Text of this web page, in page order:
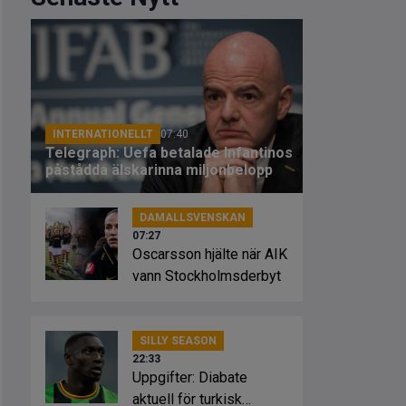
INTERNATIONELLT 07:40
Telegraph: Uefa betalade Infantinos
påstådda älskarinna miljonbelopp
DAMALLSVENSKAN
07:27
Oscarsson hjälte när AIK
vann Stockholmsderbyt
SILLY SEASON
22:33
Uppgifter: Diabate
aktuell för turkisk